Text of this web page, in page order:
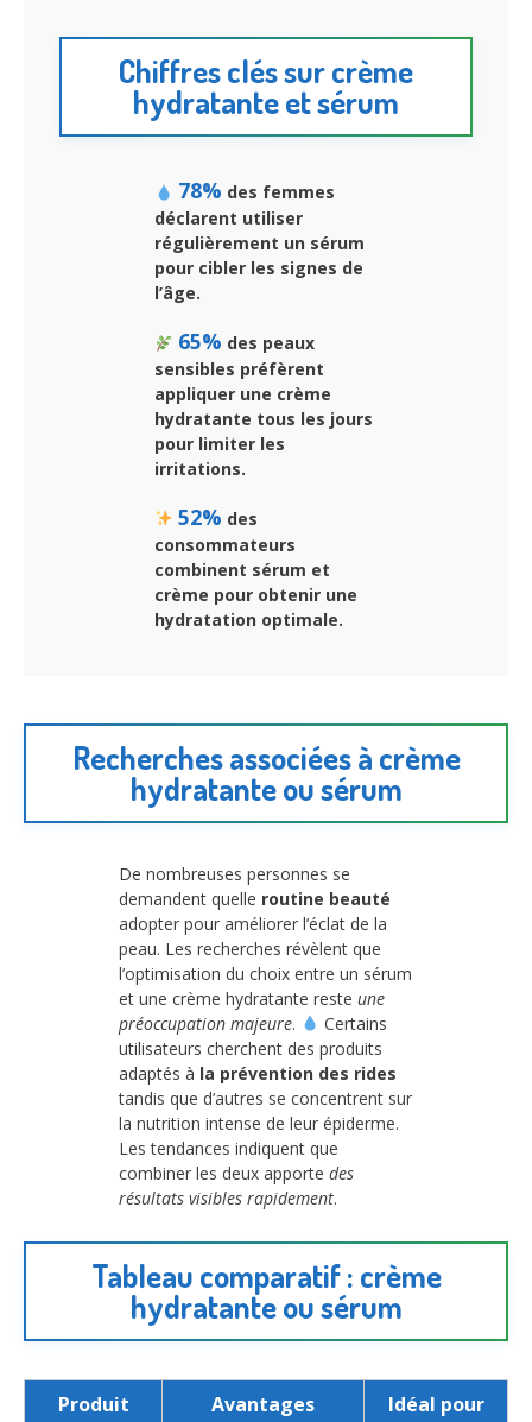
Chiffres clés sur crème
hydratante et sérum
78% des femmes
déclarent utiliser
régulièrement un sérum
pour cibler les signes de
l’âge.
65% des peaux
sensibles préfèrent
appliquer une crème
hydratante tous les jours
pour limiter les
irritations.
52% des
consommateurs
combinent sérum et
crème pour obtenir une
hydratation optimale.
Recherches associées à crème
hydratante ou sérum
De nombreuses personnes se
demandent quelle routine beauté
adopter pour améliorer l’éclat de la
peau. Les recherches révèlent que
l’optimisation du choix entre un sérum
et une crème hydratante reste une
préoccupation majeure.
Certains
utilisateurs cherchent des produits
adaptés à la prévention des rides
tandis que d’autres se concentrent sur
la nutrition intense de leur épiderme.
Les tendances indiquent que
combiner les deux apporte des
résultats visibles rapidement.
Tableau comparatif : crème
hydratante ou sérum
Produit Avantages Idéal pour